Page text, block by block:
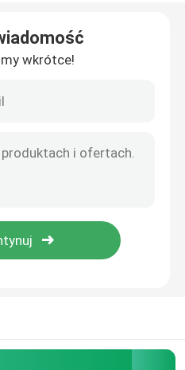
wkrótce!